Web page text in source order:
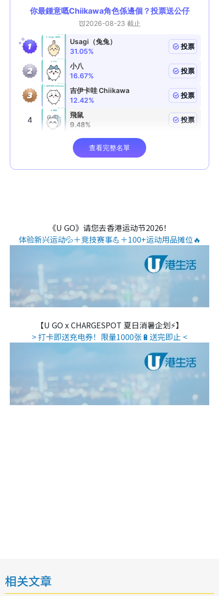
《U GO》请您去香港运动节2026！
体验新兴运动💦＋竞技赛事💪＋100+运动用品摊位🔥
【U GO x CHARGESPOT 夏日消暑企划⚡】
> 打卡即送充电券！限量1000张🔋送完即止 <
相关文章